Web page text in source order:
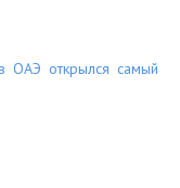
ОАЭ открылся самый